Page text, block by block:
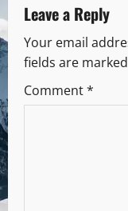
Leave a Reply
Your email
fields are marked
Comment*